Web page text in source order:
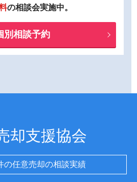
の相談会実施中。
別相談予約
却支援協会
の任意売却の相談実績